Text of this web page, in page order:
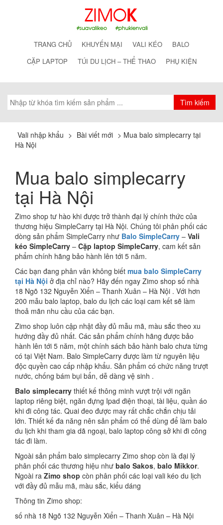
TRANG CHỦ KHUYẾN MẠI VALI KÉO
BALO
CẶP LAPTOP
TÚI DU LỊCH – THỂ THAO PHỤ KIỆN
Vali nhập khẩu > Bài viết mới > Mua balo simplecarry tại
Hà Nội
Mua balo simplecarry
tại Hà Nội
Zimo shop tư hào khi được trở thành đại lý chính thức của
thương hiệu SimpleCarry tại Hà Nội. Chúng tôi phân phối các
dòng sản phẩm SimpleCarry như Balo SimpleCarry – Vali
kéo SimpleCarry – Cặp laptop SimpleCarry, cam kết sản
phẩm chính hãng bảo hành lên tới 5 năm.
Các bạn đang phân vân không biết mua balo SimpleCarry
tại Hà Nội ở địa chỉ nào? Hãy đến ngay Zimo shop số nhà
18 Ngõ 132 Nguyễn Xiển – Thanh Xuân – Hà Nội . Với hơn
200 mẫu balo laptop, balo du lịch các loại cam kết sẽ làm
thoả mãn nhu cầu của các bạn.
Zimo shop luôn cập nhật đầy đủ mẫu mã, màu sắc theo xu
hướng đầy đủ nhất. Các sản phẩm chính hãng được bảo
hành lên tới 5 năm, một chính sách bảo hành balo chưa từng
có tại Việt Nam. Balo SimpleCarry được làm từ nguyên liệu
độc quyền cao cấp nhập khẩu. Sản phẩm có chức năng trượt
nước, chống bám bụi bẩn, dễ dàng vệ sinh .
Balo simplecarry thiết kế thông minh vượt trội với ngăn
laptop riêng biệt, ngăn đựng Ipad điện thoại, tài liệu, quần áo
khi đi công tác. Quai đeo được may rất chắc chắn chịu tải
lớn. Thiết kế đa năng nên sản phẩm có thể dùng để làm balo
du lịch khi tham gia dã ngoại, balo laptop công sở khi đi công
tác đi làm.
Ngoài sản phẩm balo simplecarry Zimo shop còn là đại lý
phân phối các thương hiệu như balo Sakos, balo Mikkor.
Ngoài ra Zimo shop còn phân phối các loại vali kéo du lịch
với đầy đủ mẫu mã, màu sắc, kiểu dáng
Thông tin Zimo shop:
số nhà 18 Ngõ 132 Nguyễn Xiển – Thanh Xuân – Hà Nội